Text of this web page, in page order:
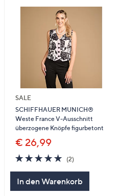
SALE
SCHIFFHAUER MUNICH®
Weste France V-Ausschnitt
überzogene Knöpfe figurbetont
€ 26,99
5.0
von
(2)2
In den Warenkorb